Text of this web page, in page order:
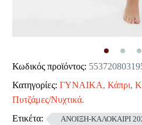
Κωδικός προϊόντος:
Κατηγορίες: ΓΥΝΑΙΚΑ, Κάπρι,
Πυτζάμες/Νυχτικά.
Ετικέτα:
ΑΝΟΙΞΗ-ΚΑΛΟΚΑΙΡΙ